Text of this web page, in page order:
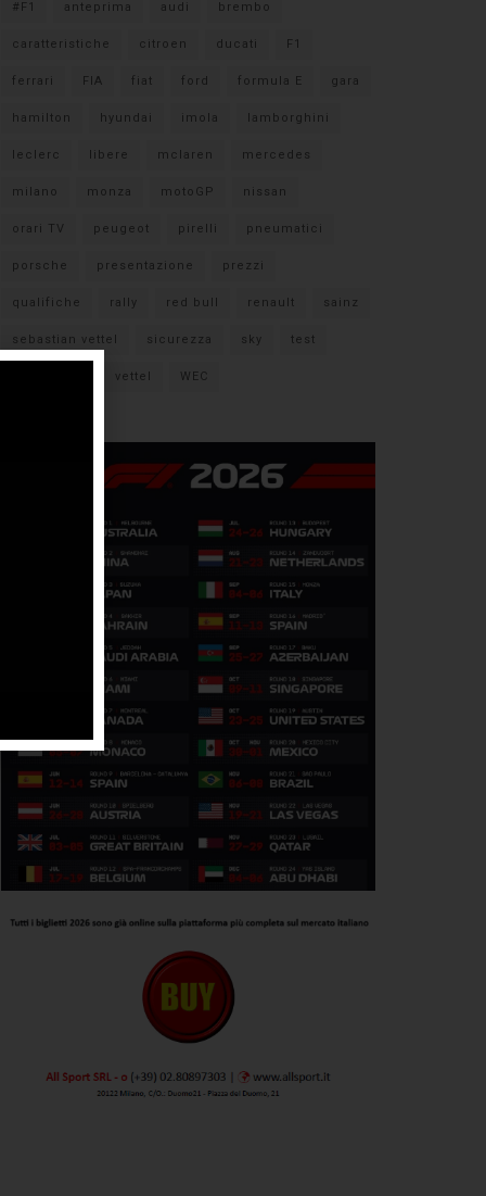
#F1 anteprima audi brembo
caratteristiche citroen ducati F1
ferrari FIA fiat ford formula E gara
hamilton hyundai imola lamborghini
leclerc libere mclaren mercedes
milano monza motoGP nissan
orari TV peugeot pirelli pneumatici
porsche presentazione prezzi
qualifiche rally red bull renault sainz
sebastian vettel sicurezza sky test
vettel WEC